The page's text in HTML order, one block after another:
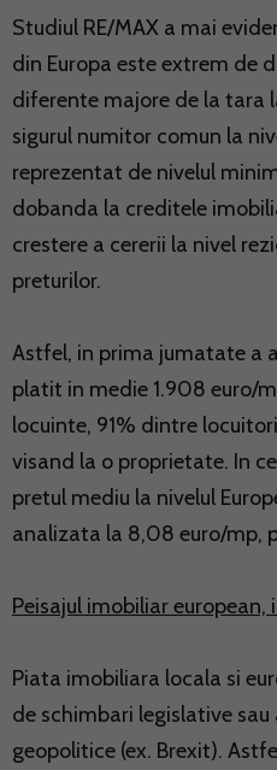
Studiul RE/MAX a mai
din Europa este extrem de
diferente majore de la tara
sigurul numitor comun la
reprezentat de nivelul
dobanda la creditele
crestere a cererii la nivel
preturilor.
Astfel, in prima jumatate a
platit in medie 1.908 euro/
locuinte, 91% dintre
visand la o proprietate. In
pretul mediu la nivelul
analizata la 8,08 euro/mp,
Peisajul imobiliar european,
Piata imobiliara locala si
de schimbari legislative
geopolitice (ex. Brexit).